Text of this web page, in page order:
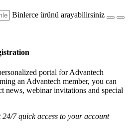
Binlerce ürünü arayabilirsiniz
portal for Advantech
an Advantech member, you can
news, webinar invitations and special
7 quick access to your account